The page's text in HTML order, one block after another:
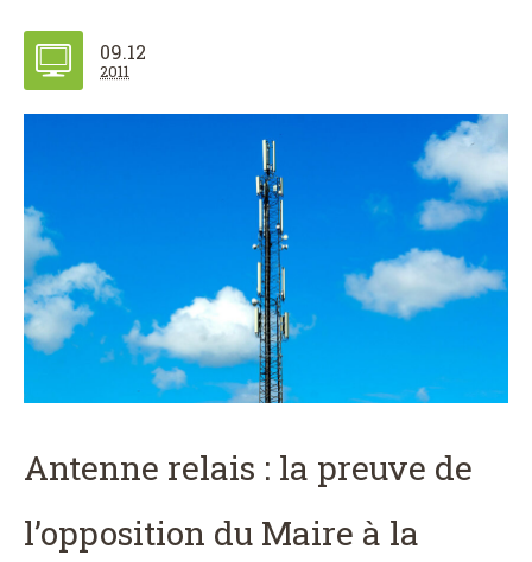
09.12
2011
Antenne relais : la preuve de
l’opposition du Maire à la